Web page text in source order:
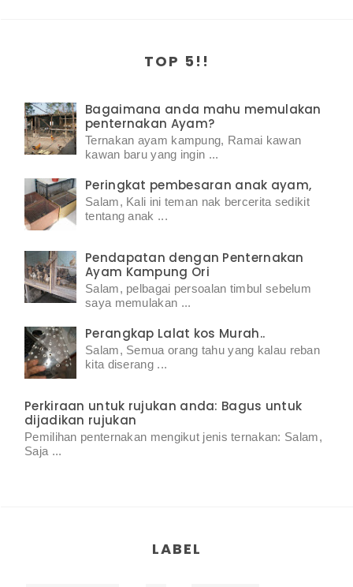
TOP 5!!
Bagaimana anda mahu memulakan
penternakan Ayam?
Ternakan ayam kampung, Ramai kawan
kawan baru yang ingin ...
Peringkat pembesaran anak ayam,
Salam, Kali ini teman nak bercerita sedikit
tentang anak ...
Pendapatan dengan Penternakan
Ayam Kampung Ori
Salam, pelbagai persoalan timbul sebelum
saya memulakan ...
Perangkap Lalat kos Murah..
Salam, Semua orang tahu yang kalau reban
kita diserang ...
Perkiraan untuk rujukan anda: Bagus untuk
dijadikan rujukan
Pemilihan penternakan mengikut jenis ternakan: Salam,
Saja ...
LABEL